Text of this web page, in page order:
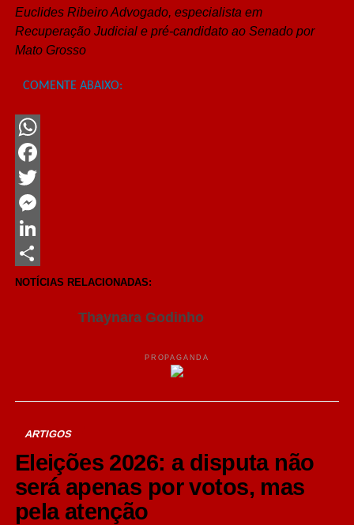
Euclides Ribeiro Advogado, especialista em
Recuperação Judicial e pré-candidato ao Senado por
Mato Grosso
COMENTE ABAIXO:
WhatsApp
Facebook
Twitter
Messenger
LinkedIn
Share
NOTÍCIAS RELACIONADAS:
Thaynara Godinho
PROPAGANDA
ARTIGOS
Eleições 2026: a disputa não
será apenas por votos, mas
pela atenção